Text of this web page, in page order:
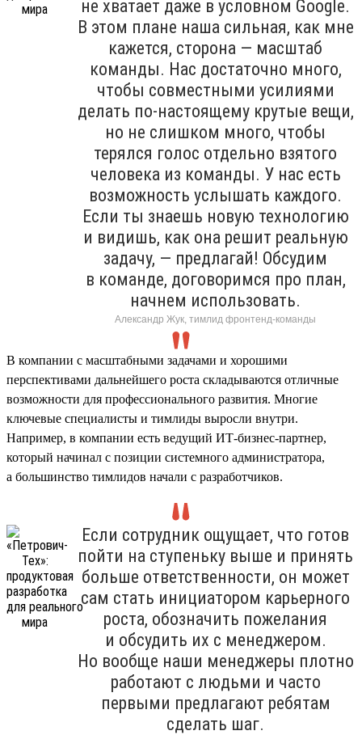
не хватает даже в условном Google.
В этом плане наша сильная, как мне
кажется, сторона — масштаб
команды. Нас достаточно много,
чтобы совместными усилиями
делать по-настоящему крутые вещи,
но не слишком много, чтобы
терялся голос отдельно взятого
человека из команды. У нас есть
возможность услышать каждого.
Если ты знаешь новую технологию
и видишь, как она решит реальную
задачу, — предлагай! Обсудим
в команде, договоримся про план,
начнем использовать.
Александр Жук, тимлид фронтенд-команды
В компании с масштабными задачами и хорошими
перспективами дальнейшего роста складываются отличные
возможности для профессионального развития. Многие
ключевые специалисты и тимлиды выросли внутри.
Например, в компании есть ведущий ИТ-бизнес-партнер,
который начинал с позиции системного администратора,
а большинство тимлидов начали с разработчиков.
Если сотрудник ощущает, что готов
пойти на ступеньку выше и принять
больше ответственности, он может
сам стать инициатором карьерного
роста, обозначить пожелания
и обсудить их с менеджером.
Но вообще наши менеджеры плотно
работают с людьми и часто
первыми предлагают ребятам
сделать шаг.